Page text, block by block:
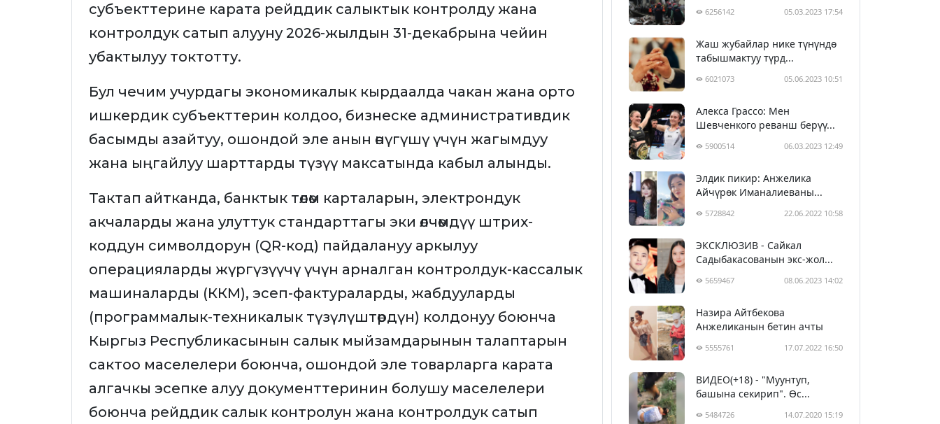
субъекттерине карата рейддик салыктык контролду жана
контролдук сатып алууну 2026-жылдын 31-декабрына чейин
убактылуу токтотту.
Бул чечим учурдагы экономикалык кырдаалда чакан жана орто
ишкердик субъекттерин колдоо, бизнеске административдик
басымды азайтуу, ошондой эле анын өнүгүшү үчүн жагымдуу
жана ыңгайлуу шарттарды түзүү максатында кабыл алынды.
Тактап айтканда, банктык төлөм карталарын, электрондук
акчаларды жана улуттук стандарттагы эки өлчөмдүү штрих-
коддун символдорун (QR-код) пайдалануу аркылуу
операцияларды жүргүзүүчү үчүн арналган контролдук-кассалык
машиналарды (ККМ), эсеп-фактураларды, жабдууларды
(программалык-техникалык түзүлүштөрдүн) колдонуу боюнча
Кыргыз Республикасынын салык мыйзамдарынын талаптарын
сактоо маселелери боюнча, ошондой эле товарларга карата
алгачкы эсепке алуу документтеринин болушу маселелери
боюнча рейддик салык контролун жана контролдук сатып
6256142 05.03.2023 17:54
Жаш жубайлар нике түнүндө
табышмактуу түрд...
6021073 05.06.2023 10:51
Алекса Грассо: Мен
Шевченкого реванш берүү...
5900514 06.03.2023 12:49
Элдик пикир: Анжелика
Айчүрөк Иманалиеваны...
5728842 22.06.2022 10:58
ЭКСКЛЮЗИВ - Сайкал
Садыбакасованын экс-жол...
5659467 08.06.2023 14:02
Назира Айтбекова
Анжеликанын бетин ачты
5555761 17.07.2022 16:50
ВИДЕО(+18) - "Муунтуп,
башына секирип". Өс...
5484726 14.07.2020 15:19